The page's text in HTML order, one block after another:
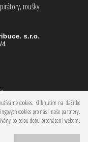
cookies. Kliknutím na tlačítko
cookies pro nás i naše partnery.
po celou dobu procházení webem.
roušky
s.r.o.
4